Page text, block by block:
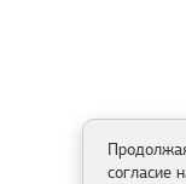
согласие